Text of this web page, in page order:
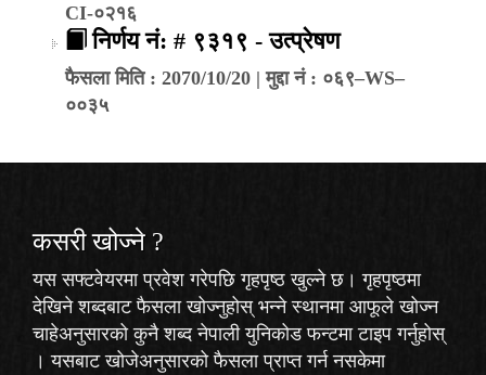
CI-०२१६
निर्णय नं: # ९३१९ - उत्प्रेषण
फैसला मिति : 2070/10/20 | मुद्दा नं : ०६९–WS–
००३५
कसरी खोज्‍ने ?
यस सफ्टवेयरमा प्रवेश गरेपछि गृहपृष्ठ खुल्ने छ। गृहपृष्ठमा
देखिने शब्दबाट फैसला खोज्नुहोस् भन्ने स्थानमा आफूले खोज्न
चाहेअनुसारको कुनै शब्द नेपाली युनिकोड फन्टमा टाइप गर्नुहोस्
। यसबाट खोजेअनुसारको फैसला प्राप्त गर्न नसकेमा